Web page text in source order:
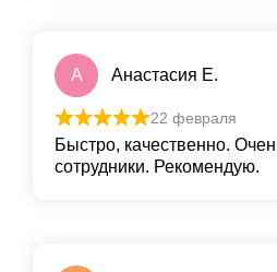
А Анастасия Е.
22 февраля
Быстро, качественно.
сотрудники. Рекомендую.